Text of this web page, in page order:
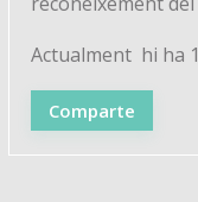
Actualment hi ha
Comparte